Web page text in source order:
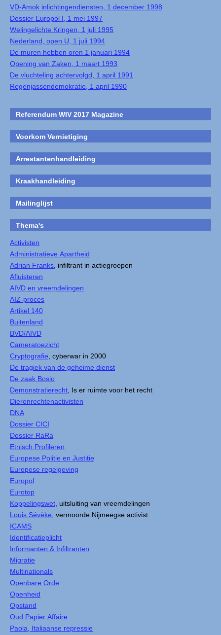
VD-Amok inlichtingendiensten, 1 december 1998
Dossier Europol I, 1 mei 1997
Welingelichte Kringen, 1 juli 1995
Nederland, open U, 1 juli 1994
De muren hebben oren 1 januari 1994
Opening van Zaken, 1 maart 1993
De vluchteling achtervolgd, 1 april 1991
Regenjassendemokratie, 1 april 1990
Referendum WIV 2017 Magazine
Voorkom Vernietiging
Arrestantenhandleiding
Kraakhandleiding
Mailinglijst
Thema's
Activisten
Administratieve Apartheid
Adrian Franks , infiltrant in actiegroepen
Afluisteren
AIVD en vreemdelingen
AIZ-proces
Artikel 140
Buitenland
BVD/AIVD
Cameratoezicht
Cryptografie , cyberwar in 2000
De tragiek van de geheime dienst
De zaak Bosio
Demonstratierecht , Is er ruimte voor het recht
Dierenrechtenactivisten
DNA
Dossier CICI
Dossier RaRa
Etnisch Profileren
Europese Politie en Justitie
Europese regelgeving
Europol
Eurotop
Koppelingswet , uitsluiting van vreemdelingen
Louis Sévèke , vermoorde Nijmeegse activist
ICAMS
Identificatieplicht
Informanten & Infiltranten
Migratie
Multinationals
Openbare Orde
Openheid
Opstand
Oud Papier Affaire
Paola, Italiaanse repressie